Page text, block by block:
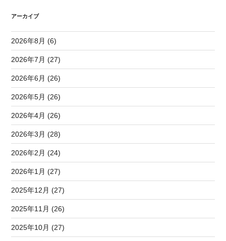
アーカイブ
2026年8月 (6)
2026年7月 (27)
2026年6月 (26)
2026年5月 (26)
2026年4月 (26)
2026年3月 (28)
2026年2月 (24)
2026年1月 (27)
2025年12月 (27)
2025年11月 (26)
2025年10月 (27)